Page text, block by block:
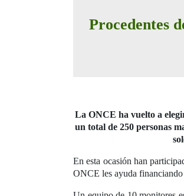
Procedentes
La ONCE ha vuelto a
un total de 250 personas
En esta ocasión han
ONCE les ayuda